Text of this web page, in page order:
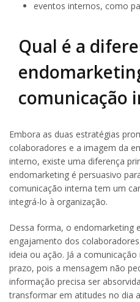
eventos internos, como
Qual é a
comunicação
Embora as duas estratégias
colaboradores e a imagem da
interno, existe uma diferença
endomarketing é persuasivo
comunicação interna tem um
integrá-lo à organização.
Dessa forma, o endomarketing
engajamento dos
ideia ou ação. Já a
prazo, pois a mensagem não
informação precisa ser
transformar em atitudes no dia